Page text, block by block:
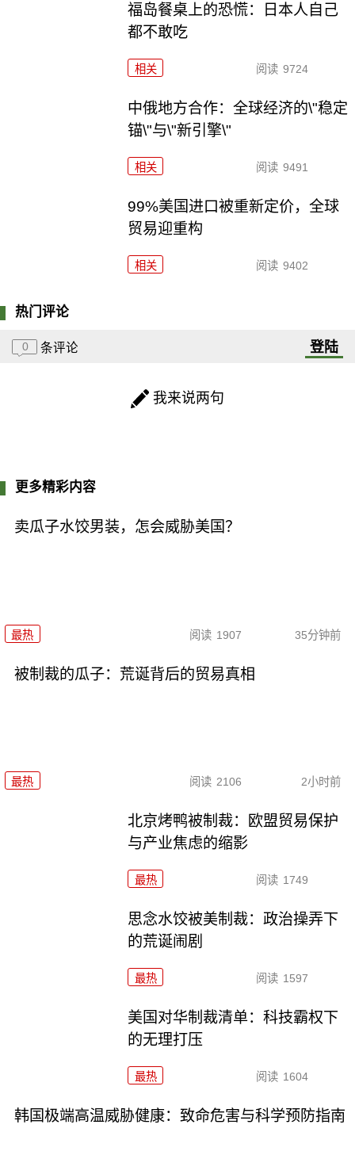
福岛餐桌上的恐慌：日本人自己
都不敢吃
相关 阅读 9724
中俄地方合作：全球经济的\"稳定
锚\"与\"新引擎\"
相关 阅读 9491
99%美国进口被重新定价，全球
贸易迎重构
相关 阅读 9402
热门评论
0 条评论 登陆
我来说两句
更多精彩内容
卖瓜子水饺男装，怎会威胁美国？
最热 阅读 1907 35分钟前
被制裁的瓜子：荒诞背后的贸易真相
最热 阅读 2106 2小时前
北京烤鸭被制裁：欧盟贸易保护
与产业焦虑的缩影
最热 阅读 1749
思念水饺被美制裁：政治操弄下
的荒诞闹剧
最热 阅读 1597
美国对华制裁清单：科技霸权下
的无理打压
最热 阅读 1604
韩国极端高温威胁健康：致命危害与科学预防指南